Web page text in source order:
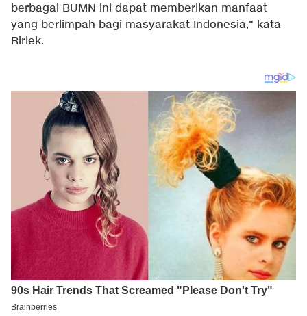
berbagai BUMN ini dapat memberikan manfaat
yang berlimpah bagi masyarakat Indonesia," kata
Ririek.